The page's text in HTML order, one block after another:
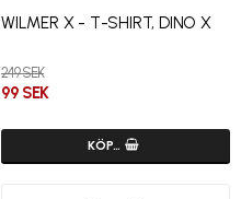
WILMER X - T-SHIRT, DINO X
249 SEK
99 SEK
KÖP…